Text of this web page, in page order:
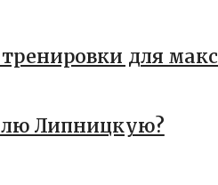
для
Липницкую?